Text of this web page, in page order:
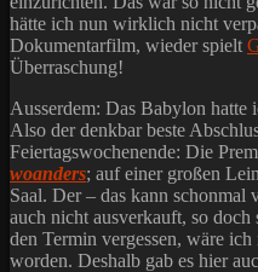
hätte ich nun wirklich nicht
Dokumentarfilm, wieder spielt
Überraschung!
Ausserdem: Das Babylon hatte
Also der denkbar beste
Feiertagswochenende: Die
woanders; auf einer großen
Saal. Der – das kann
auch nicht ausverkauft, so
den Termin vergessen, wäre
worden. Deshalb gab es hier